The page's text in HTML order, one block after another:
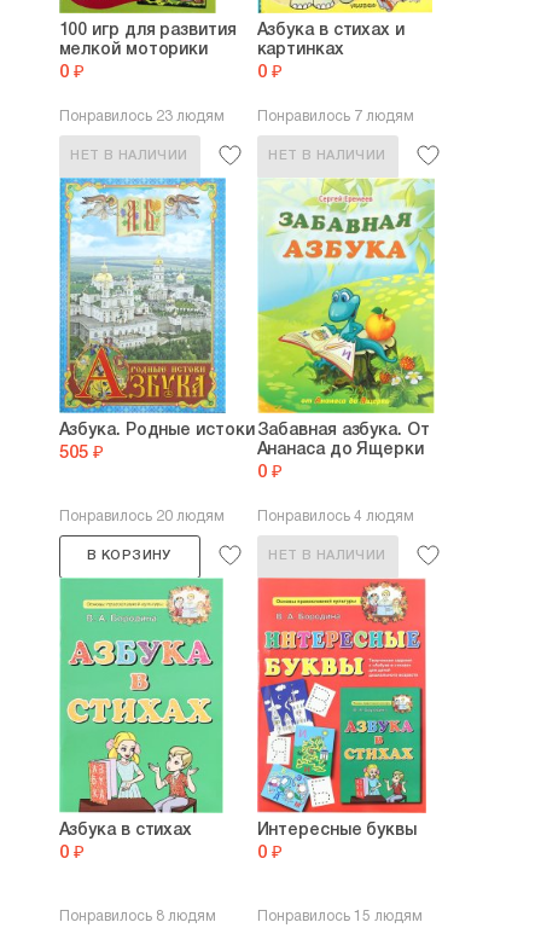
100 игр для развития
мелкой моторики
0 ₽
Понравилось 23 людям
НЕТ В НАЛИЧИИ
Азбука в стихах и
картинках
0 ₽
Понравилось 7 людям
НЕТ В НАЛИЧИИ
Азбука. Родные истоки
505 ₽
Понравилось 20 людям
В КОРЗИНУ
Забавная азбука. От
Ананаса до Ящерки
0 ₽
Понравилось 4 людям
НЕТ В НАЛИЧИИ
Азбука в стихах
0 ₽
Понравилось 8 людям
Интересные буквы
0 ₽
Понравилось 15 людям